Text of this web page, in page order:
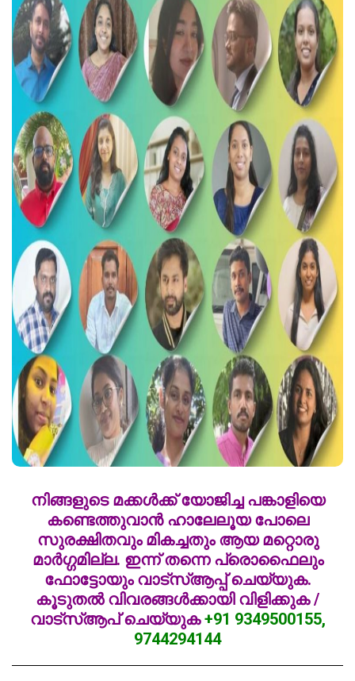
നിങ്ങളുടെ മക്കൾക്ക് യോജിച്ച പങ്കാളിയെ
കണ്ടെത്തുവാൻ ഹാലേലൂയ പോലെ
സുരക്ഷിതവും മികച്ചതും ആയ മറ്റൊരു
മാർഗ്ഗമില്ല. ഇന്ന് തന്നെ പ്രൊഫൈലും
ഫോട്ടോയും വാട്സ്ആപ്പ് ചെയ്യുക.
കൂടുതൽ വിവരങ്ങൾക്കായി വിളിക്കുക /
വാട്സ്ആപ് ചെയ്യുക+91 9349500155,
9744294144